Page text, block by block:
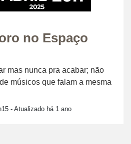
no Espaço
mas nunca pra acabar; não
músicos que falam a mesma
- Atualizado há 1 ano